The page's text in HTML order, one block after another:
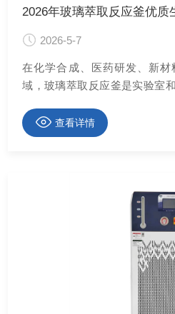
2026-5-7
在化学合成、医药研发、新
域，玻璃萃取反应釜是实验室
系到实验的安全性、数据的重复
查看详情